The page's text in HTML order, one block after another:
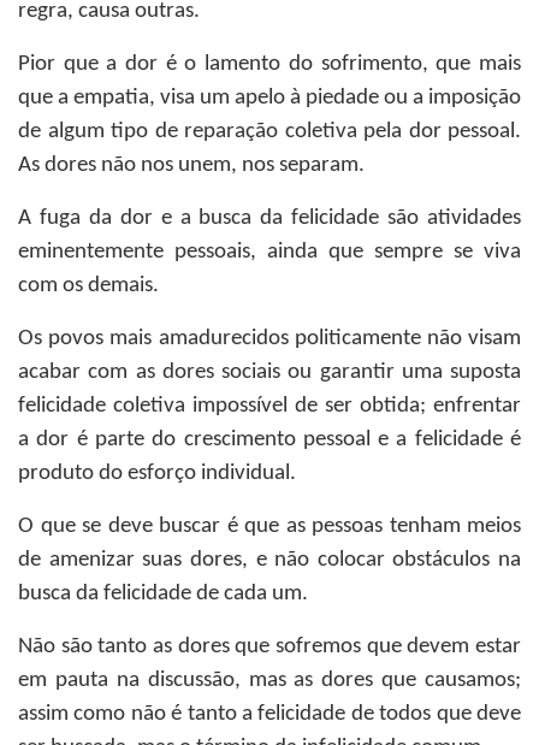
regra, causa outras.
Pior que a dor é o lamento do sofrimento, que mais
que a empatia, visa um apelo à piedade ou a imposição
de algum tipo de reparação coletiva pela dor pessoal.
As dores não nos unem, nos separam.
A fuga da dor e a busca da felicidade são atividades
eminentemente pessoais, ainda que sempre se viva
com os demais.
Os povos mais amadurecidos politicamente não visam
acabar com as dores sociais ou garantir uma suposta
felicidade coletiva impossível de ser obtida; enfrentar
a dor é parte do crescimento pessoal e a felicidade é
produto do esforço individual.
O que se deve buscar é que as pessoas tenham meios
de amenizar suas dores, e não colocar obstáculos na
busca da felicidade de cada um.
Não são tanto as dores que sofremos que devem estar
em pauta na discussão, mas as dores que causamos;
assim como não é tanto a felicidade de todos que deve